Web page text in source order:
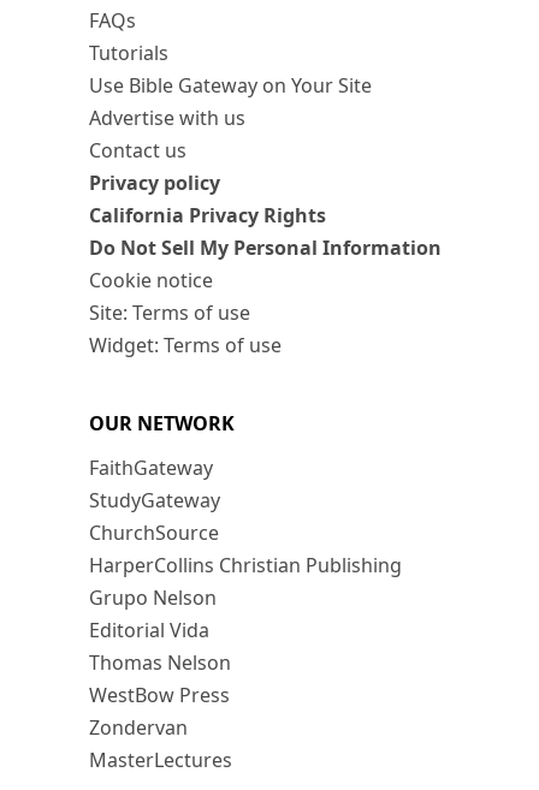
FAQs
Tutorials
Use Bible Gateway on Your Site
Advertise with us
Contact us
Privacy policy
California Privacy Rights
Do Not Sell My Personal Information
Cookie notice
Site: Terms of use
Widget: Terms of use
OUR NETWORK
FaithGateway
StudyGateway
ChurchSource
HarperCollins Christian Publishing
Grupo Nelson
Editorial Vida
Thomas Nelson
WestBow Press
Zondervan
MasterLectures